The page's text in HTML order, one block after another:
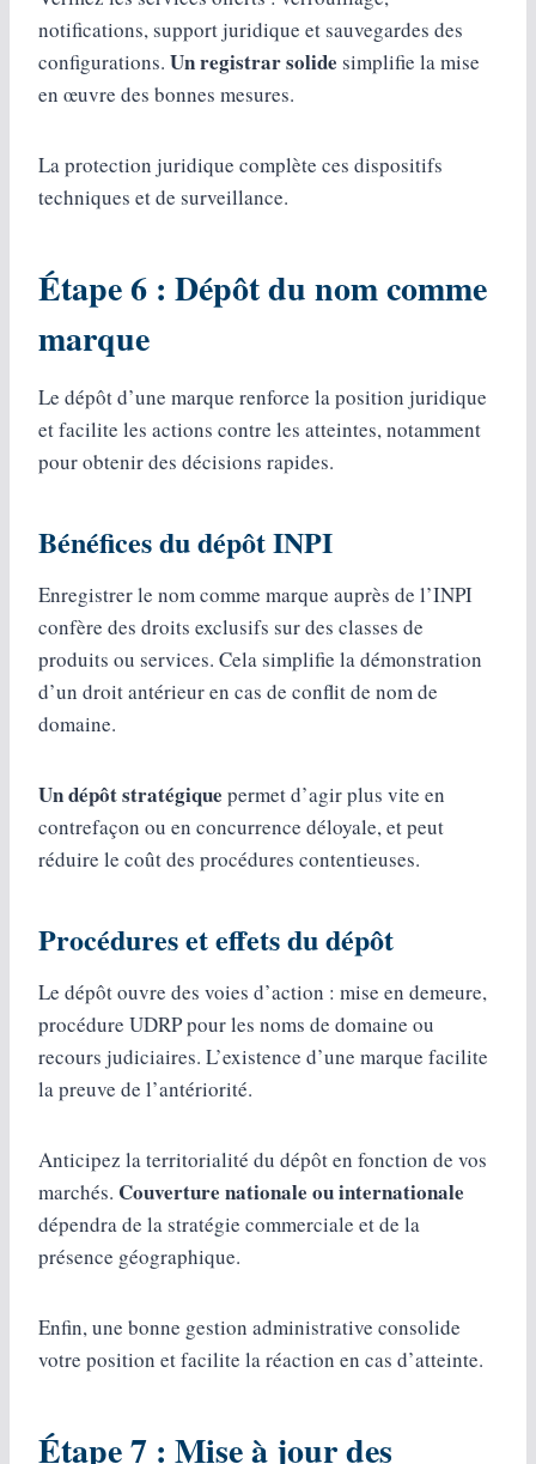
notifications, support juridique et sauvegardes des
configurations. Un registrar solide simplifie la mise
en œuvre des bonnes mesures.
La protection juridique complète ces dispositifs
techniques et de surveillance.
Étape 6 : Dépôt du nom comme
marque
Le dépôt d’une marque renforce la position juridique
et facilite les actions contre les atteintes, notamment
pour obtenir des décisions rapides.
Bénéfices du dépôt INPI
Enregistrer le nom comme marque auprès de l’INPI
confère des droits exclusifs sur des classes de
produits ou services. Cela simplifie la démonstration
d’un droit antérieur en cas de conflit de nom de
domaine.
Un dépôt stratégique permet d’agir plus vite en
contrefaçon ou en concurrence déloyale, et peut
réduire le coût des procédures contentieuses.
Procédures et effets du dépôt
Le dépôt ouvre des voies d’action : mise en demeure,
procédure UDRP pour les noms de domaine ou
recours judiciaires. L’existence d’une marque facilite
la preuve de l’antériorité.
Anticipez la territorialité du dépôt en fonction de vos
marchés. Couverture nationale ou internationale
dépendra de la stratégie commerciale et de la
présence géographique.
Enfin, une bonne gestion administrative consolide
votre position et facilite la réaction en cas d’atteinte.
Étape 7 : Mise à jour des